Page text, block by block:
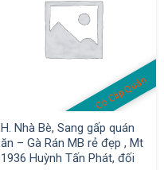
Có Clip Quán
H. Nhà Bè, Sang gấp quán
ăn – Gà Rán MB rẻ đẹp , Mt
1936 Huỳnh Tấn Phát, đối